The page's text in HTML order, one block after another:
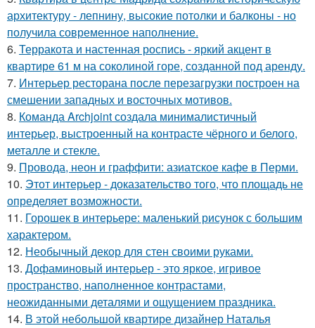
архитектуру - лепнину, высокие потолки и балконы - но
получила современное наполнение.
6. Терракота и настенная роспись - яркий акцент в
квартире 61 м на соколиной горе, созданной под аренду.
7. Интерьер ресторана после перезагрузки построен на
смешении западных и восточных мотивов.
8. Команда Archjoint создала минималистичный
интерьер, выстроенный на контрасте чёрного и белого,
металле и стекле.
9. Провода, неон и граффити: азиатское кафе в Перми.
10. Этот интерьер - доказательство того, что площадь не
определяет возможности.
11. Горошек в интерьере: маленький рисунок с большим
характером.
12. Необычный декор для стен своими руками.
13. Дофаминовый интерьер - это яркое, игривое
пространство, наполненное контрастами,
неожиданными деталями и ощущением праздника.
14. В этой небольшой квартире дизайнер Наталья